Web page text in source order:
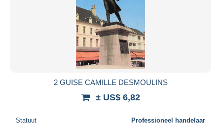
2 GUISE CAMILLE DESMOULINS
± US$ 6,82
Statuut Professioneel handelaar